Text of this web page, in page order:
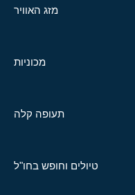
מזג האוויר
מכוניות
תעופה קלה
טיולים וחופש בחו"ל